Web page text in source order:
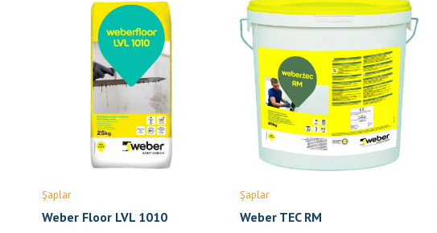
Şaplar
Weber Floor LVL 1010
Şaplar
Weber TEC RM